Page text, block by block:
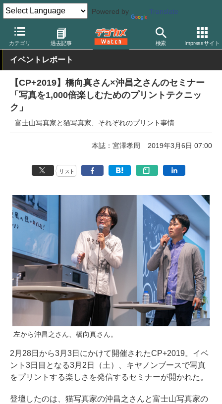
Powered by Translate
カテゴリ 過去記事 検索 Impressサイト
デジカメ Watch プリント関連 プリンター キヤノン
イベントレポート
【CP+2019】橋向真さん×沖昌之さんのセミナー
「写真を1,000倍楽しむためのプリントテクニッ
ク」
富士山写真家と猫写真家、それぞれのプリント事情
本誌：宮澤孝周 2019年3月6日 07:00
リスト
左から沖昌之さん、橋向真さん。
2月28日から3月3日にかけて開催されたCP+2019。イベ
ント3日目となる3月2日（土）、キヤノンブースで写真
をプリントする楽しさを発信するセミナーが開かれた。
登壇したのは、猫写真家の沖昌之さんと富士山写真家の